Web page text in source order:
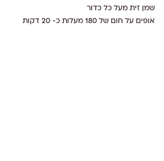
שמן זית מעל כל כדור
אופים על חום של 180 מעלות כ- 20 דקות